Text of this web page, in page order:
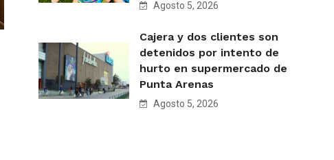
Agosto 5, 2026
Cajera y dos clientes son
detenidos por intento de
hurto en supermercado de
Punta Arenas
Agosto 5, 2026